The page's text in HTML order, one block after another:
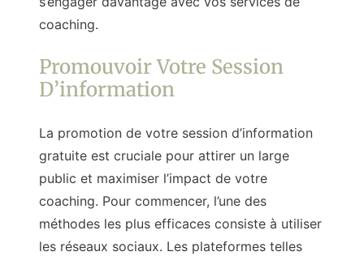
coaching.
Promouvoir Votre Session
D’information
La promotion de votre session d’information
gratuite est cruciale pour attirer un large
public et maximiser l’impact de votre
coaching. Pour commencer, l’une des
méthodes les plus efficaces consiste à utiliser
les réseaux sociaux. Les plateformes telles